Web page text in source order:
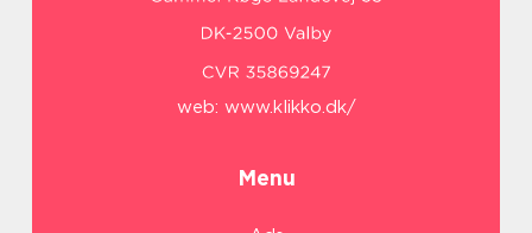
web: www.klikko.dk/
Menu